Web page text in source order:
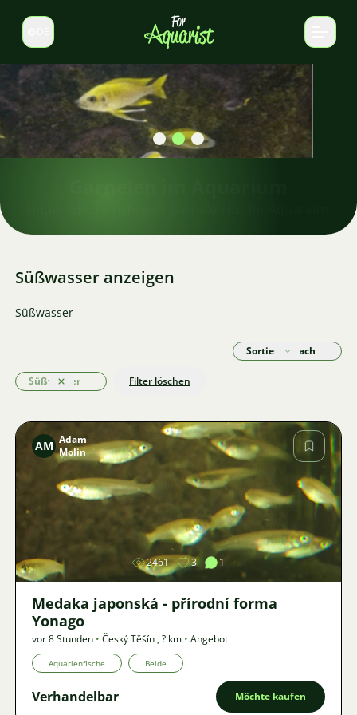
Sprache wechseln
Süßwasser anzeigen
Süßwasser
Süßwasser
Löschen Filter löschen
Sortieren nach
Bild
AM Adam
Molin
2461 3 1
Medaka japonská - přírodní forma
Yonago
vor 8 Stunden • Český Těšín ,? km • Angebot
Aquarienfische Beide
Verhandelbar Möchte kaufen